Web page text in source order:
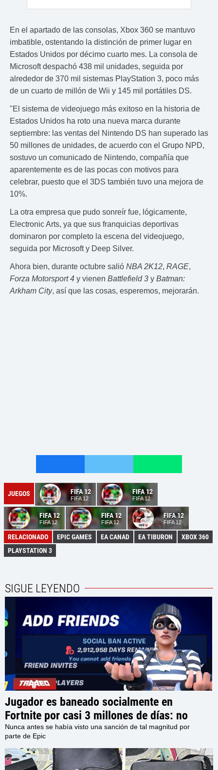
En el apartado de las consolas, Xbox 360 se mantuvo
imbatible, ostentando la distinción de primer lugar en
Estados Unidos por décimo cuarto mes. La consola de
Microsoft despachó 438 mil unidades, seguida por
alrededor de 370 mil sistemas PlayStation 3, poco más
de un cuarto de millón de Wii y 145 mil portátiles DS.
"El sistema de videojuego más exitoso en la historia de
Estados Unidos ha roto una nueva marca durante
septiembre: las ventas del Nintendo DS han superado las
50 millones de unidades, de acuerdo con el Grupo NPD,
sostuvo un comunicado de Nintendo, compañía que
aparentemente es de las pocas con motivos para
celebrar, puesto que el 3DS también tuvo una mejora de
10%.
La otra empresa que pudo sonreír fue, lógicamente,
Electronic Arts, ya que sus franquicias deportivas
dominaron por completo la escena del videojuego,
seguida por Microsoft y Deep Silver.
Ahora bien, durante octubre salió NBA 2K12, RAGE,
Forza Motorsport 4 y vienen Battlefield 3 y Batman:
Arkham City, así que las cosas, esperemos, mejorarán.
JUEGOS FIFA 12
FIFA 12
FIFA 12
FIFA 12
FIFA 12
FIFA 12
FIFA 12
FIFA 12
FIFA 12
FIFA 12
RELACIONADO EPIC GAMES EA CANAD EA TIBURON
XBOX 360
PLAYSTATION 3
SIGUE LEYENDO
Jugador es baneado socialmente en
Fortnite por casi 3 millones de días: no
podrá interactuar con otros usuarios en el
juego por los próximos 7980 Años
Nunca antes se había visto una sanción de tal magnitud por
parte de Epic